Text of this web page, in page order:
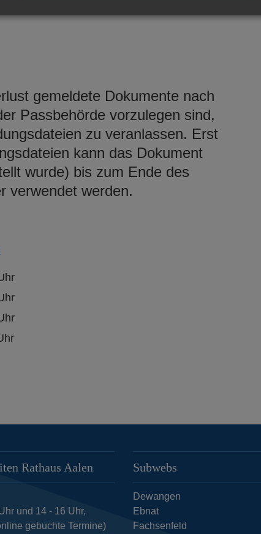
gemeldete Dokumente nach
Passbehörde vorzulegen sind,
zu veranlassen. Erst
kann das Dokument
wurde) bis zum Ende des
verwendet werden.
Rathaus Aalen
und 14 - 16 Uhr,
gebuchte Termine)
Subwebs
Dewangen
Ebnat
Fachsenfeld